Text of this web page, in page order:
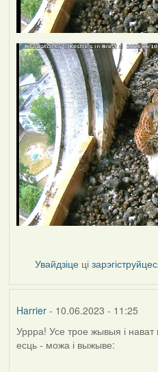
Увайдзіце ці
Harrier- 10.06.2023 - 11:25
Уррра! Усе трое жывыя і
есць - можа і выжыве: